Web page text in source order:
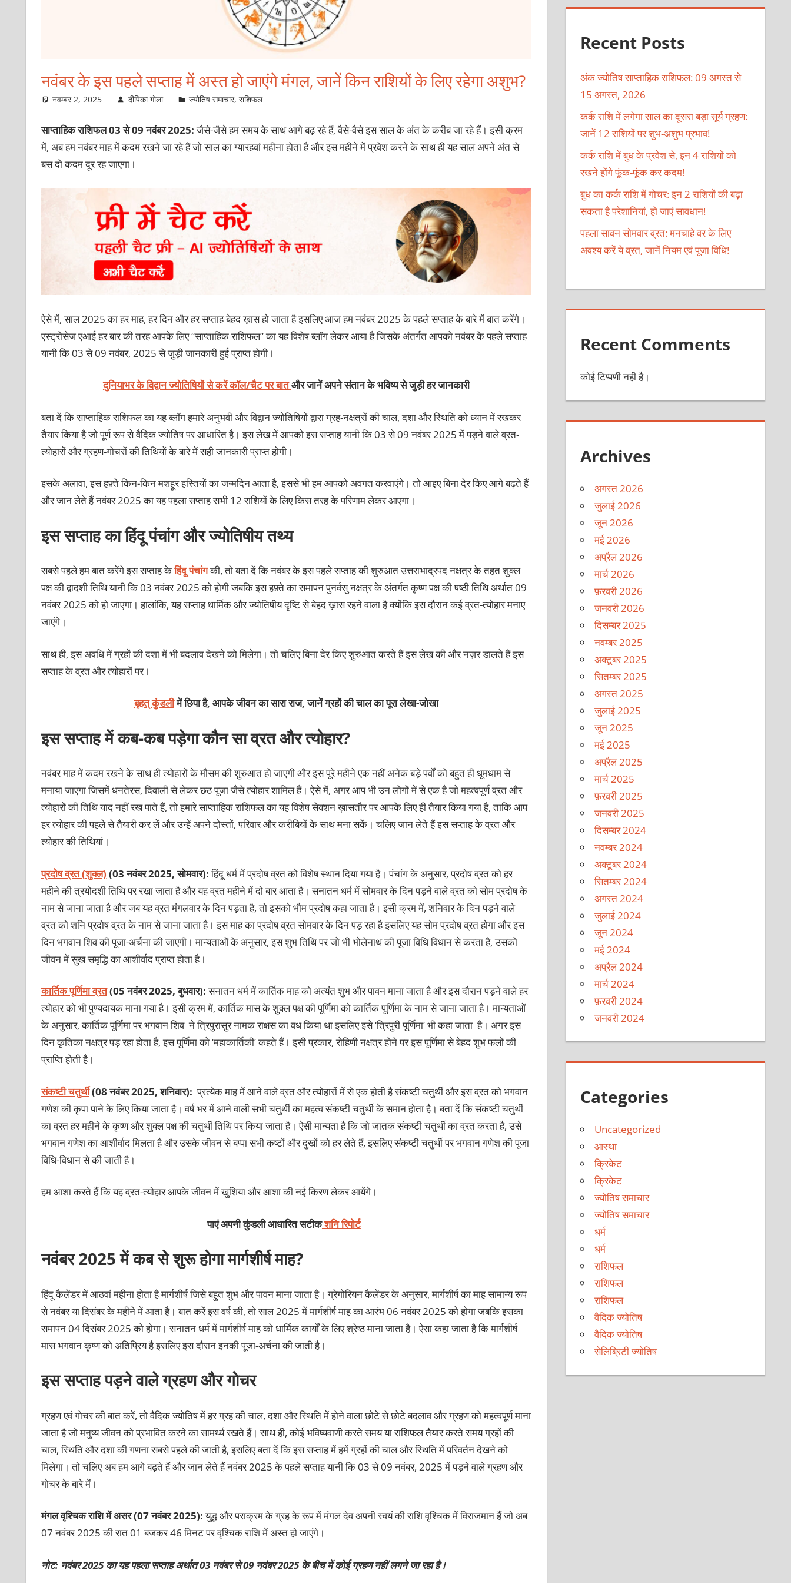
नवंबर के इस पहले सप्ताह में अस्त हो जाएंगे मंगल, जानें किन राशियों के लिए रहेगा अशुभ?
नवम्बर 2, 2025 दीपिका गोला ज्योतिष समाचार,राशिफल
साप्ताहिक राशिफल 03 से 09 नवंबर 2025:जैसे-जैसे हम समय के साथ आगे बढ़ रहे हैं, वैसे-वैसे इस साल के अंत के करीब जा रहे हैं। इसी क्रम
में, अब हम नवंबर माह में कदम रखने जा रहे हैं जो साल का ग्यारहवां महीना होता है और इस महीने में प्रवेश करने के साथ ही यह साल अपने अंत से
बस दो कदम दूर रह जाएगा।
ऐसे में, साल 2025 का हर माह, हर दिन और हर सप्ताह बेहद ख़ास हो जाता है इसलिए आज हम नवंबर 2025 के पहले सप्ताह के बारे में बात करेंगे।
एस्ट्रोसेज एआई हर बार की तरह आपके लिए “साप्ताहिक राशिफल” का यह विशेष ब्लॉग लेकर आया है जिसके अंतर्गत आपको नवंबर के पहले सप्ताह
यानी कि 03 से 09 नवंबर, 2025 से जुड़ी जानकारी हुई प्राप्त होगी।
दुनियाभर के विद्वान ज्योतिषियों से करें कॉल/चैट पर बातऔर जानें अपने संतान के भविष्य से जुड़ी हर जानकारी
बता दें कि साप्ताहिक राशिफल का यह ब्लॉग हमारे अनुभवी और विद्वान ज्योतिषियों द्वारा ग्रह-नक्षत्रों की चाल, दशा और स्थिति को ध्यान में रखकर
तैयार किया है जो पूर्ण रूप से वैदिक ज्योतिष पर आधारित है। इस लेख में आपको इस सप्ताह यानी कि 03 से 09 नवंबर 2025 में पड़ने वाले व्रत-
त्योहारों और ग्रहण-गोचरों की तिथियों के बारे में सही जानकारी प्राप्त होगी।
इसके अलावा, इस हफ़्ते किन-किन मशहूर हस्तियों का जन्मदिन आता है, इससे भी हम आपको अवगत करवाएंगे। तो आइए बिना देर किए आगे बढ़ते हैं
और जान लेते हैं नवंबर 2025 का यह पहला सप्ताह सभी 12 राशियों के लिए किस तरह के परिणाम लेकर आएगा।
इस सप्ताह का हिंदू पंचांग और ज्योतिषीय तथ्य
सबसे पहले हम बात करेंगे इस सप्ताह केहिंदू पंचांगकी, तो बता दें कि नवंबर के इस पहले सप्ताह की शुरुआत उत्तराभाद्रपद नक्षत्र के तहत शुक्ल
पक्ष की द्वादशी तिथि यानी कि 03 नवंबर 2025 को होगी जबकि इस हफ़्ते का समापन पुनर्वसु नक्षत्र के अंतर्गत कृष्ण पक्ष की षष्ठी तिथि अर्थात 09
नवंबर 2025 को हो जाएगा। हालांकि, यह सप्ताह धार्मिक और ज्योतिषीय दृष्टि से बेहद ख़ास रहने वाला है क्योंकि इस दौरान कई व्रत-त्योहार मनाए
जाएंगे।
साथ ही, इस अवधि में ग्रहों की दशा में भी बदलाव देखने को मिलेगा। तो चलिए बिना देर किए शुरुआत करते हैं इस लेख की और नज़र डालते हैं इस
सप्ताह के व्रत और त्योहारों पर।
बृहत् कुंडलीमें छिपा है, आपके जीवन का सारा राज, जानें ग्रहों की चाल का पूरा लेखा-जोखा
इस सप्ताह में कब-कब पड़ेगा कौन सा व्रत और त्योहार?
नवंबर माह में कदम रखने के साथ ही त्योहारों के मौसम की शुरुआत हो जाएगी और इस पूरे महीने एक नहीं अनेक बड़े पर्वों को बहुत ही धूमधाम से
मनाया जाएगा जिसमें धनतेरस, दिवाली से लेकर छठ पूजा जैसे त्योहार शामिल हैं। ऐसे में, अगर आप भी उन लोगों में से एक है जो महत्वपूर्ण व्रत और
त्योहारों की तिथि याद नहीं रख पाते हैं, तो हमारे साप्ताहिक राशिफल का यह विशेष सेक्शन ख़ासतौर पर आपके लिए ही तैयार किया गया है, ताकि आप
हर त्योहार की पहले से तैयारी कर लें और उन्हें अपने दोस्तों, परिवार और करीबियों के साथ मना सकें। चलिए जान लेते हैं इस सप्ताह के व्रत और
त्योहार की तिथियां।
प्रदोष व्रत (शुक्ल) (03 नवंबर 2025, सोमवार):हिंदूधर्म में प्रदोष व्रत को विशेष स्थान दिया गया है। पंचांग के अनुसार, प्रदोष व्रत को हर
महीने की त्रयोदशी तिथि पर रखा जाता है और यह व्रत महीने में दो बार आता है। सनातन धर्म में सोमवार के दिन पड़ने वाले व्रत को सोम प्रदोष के
नाम से जाना जाता है और जब यह व्रत मंगलवार के दिन पड़ता है, तो इसको भौम प्रदोष कहा जाता है। इसी क्रम में, शनिवार के दिन पड़ने वाले
व्रत को शनि प्रदोष व्रत के नाम से जाना जाता है। इस माह का प्रदोष व्रत सोमवार के दिन पड़ रहा है इसलिए यह सोम प्रदोष व्रत होगा और इस
दिन भगवान शिव की पूजा-अर्चना की जाएगी। मान्यताओं के अनुसार, इस शुभ तिथि पर जो भी भोलेनाथ की पूजा विधि विधान से करता है, उसको
जीवन में सुख समृद्धि का आशीर्वाद प्राप्त होता है।
कार्तिक पूर्णिमा व्रत(05 नवंबर 2025, बुधवार):सनातन धर्म में कार्तिक माह को अत्यंत शुभ और पावन माना जाता है और इस दौरान पड़ने वाले हर
त्योहार को भी पुण्यदायक माना गया है। इसी क्रम में, कार्तिक मास के शुक्ल पक्ष की पूर्णिमा को कार्तिक पूर्णिमा के नाम से जाना जाता है। मान्यताओं
के अनुसार, कार्तिक पूर्णिमा पर भगवान शिव ने त्रिपुरासुर नामक राक्षस का वध किया था इसलिए इसे ‘त्रिपुरी पूर्णिमा’ भी कहा जाता है। अगर इस
दिन कृतिका नक्षत्र पड़ रहा होता है, इस पूर्णिमा को ‘महाकार्तिकी’ कहते हैं। इसी प्रकार, रोहिणी नक्षत्र होने पर इस पूर्णिमा से बेहद शुभ फलों की
प्राप्ति होती है।
संकष्टी चतुर्थी(08 नवंबर 2025, शनिवार): प्रत्येक माह में आने वाले व्रत और त्योहारों में से एक होती है संकष्टी चतुर्थी और इस व्रत को भगवान
गणेश की कृपा पाने के लिए किया जाता है। वर्ष भर में आने वाली सभी चतुर्थी का महत्व संकष्टी चतुर्थी के समान होता है। बता दें कि संकष्टी चतुर्थी
का व्रत हर महीने के कृष्ण और शुक्ल पक्ष की चतुर्थी तिथि पर किया जाता है। ऐसी मान्यता है कि जो जातक संकष्टी चतुर्थी का व्रत करता है, उसे
भगवान गणेश का आशीर्वाद मिलता है और उसके जीवन से बप्पा सभी कष्टों और दुखों को हर लेते हैं, इसलिए संकष्टी चतुर्थी पर भगवान गणेश की पूजा
विधि-विधान से की जाती है।
हम आशा करते हैं कि यह व्रत-त्योहार आपके जीवन में खुशिया और आशा की नई किरण लेकर आयेंगे।
पाएं अपनी कुंडली आधारित सटीकशनि रिपोर्ट
नवंबर 2025 में कब से शुरू होगा मार्गशीर्ष माह?
हिंदू कैलेंडर में आठवां महीना होता है मार्गशीर्ष जिसे बहुत शुभ और पावन माना जाता है। ग्रेगोरियन कैलेंडर के अनुसार, मार्गशीर्ष का माह सामान्य रूप
से नवंबर या दिसंबर के महीने में आता है। बात करें इस वर्ष की, तो साल 2025 में मार्गशीर्ष माह का आरंभ 06 नवंबर 2025 को होगा जबकि इसका
समापन 04 दिसंबर 2025 को होगा। सनातन धर्म में मार्गशीर्ष माह को धार्मिक कार्यों के लिए श्रेष्ठ माना जाता है। ऐसा कहा जाता है कि मार्गशीर्ष
मास भगवान कृष्ण को अतिप्रिय है इसलिए इस दौरान इनकी पूजा-अर्चना की जाती है।
इस सप्ताह पड़ने वाले ग्रहण और गोचर
ग्रहण एवं गोचर की बात करें, तो वैदिक ज्योतिष में हर ग्रह की चाल, दशा और स्थिति में होने वाला छोटे से छोटे बदलाव और ग्रहण को महत्वपूर्ण माना
जाता है जो मनुष्य जीवन को प्रभावित करने का सामर्थ्य रखते हैं। साथ ही, कोई भविष्यवाणी करते समय या राशिफल तैयार करते समय ग्रहों की
चाल, स्थिति और दशा की गणना सबसे पहले की जाती है, इसलिए बता दें कि इस सप्ताह में हमें ग्रहों की चाल और स्थिति में परिवर्तन देखने को
मिलेगा। तो चलिए अब हम आगे बढ़ते हैं और जान लेते हैं नवंबर 2025 के पहले सप्ताह यानी कि 03 से 09 नवंबर, 2025 में पड़ने वाले ग्रहण और
गोचर के बारे में।
मंगल वृश्चिक राशि में असर (07 नवंबर 2025):युद्ध और पराक्रम के ग्रह के रूप में मंगल देव अपनी स्वयं की राशि वृश्चिक में विराजमान हैं जो अब
07 नवंबर 2025 की रात 01 बजकर 46 मिनट पर वृश्चिक राशि में अस्त हो जाएंगे।
नोट: नवंबर 2025 का यह पहला सप्ताह अर्थात 03 नवंबर से 09 नवंबर 2025 के बीच में कोई ग्रहण नहीं लगने जा रहा है।
Recent Posts
अंक ज्योतिष साप्ताहिक राशिफल: 09 अगस्त से
15 अगस्त, 2026
कर्क राशि में लगेगा साल का दूसरा बड़ा सूर्य ग्रहण:
जानें 12 राशियों पर शुभ-अशुभ प्रभाव!
कर्क राशि में बुध के प्रवेश से, इन 4 राशियों को
रखने होंगे फूंक-फूंक कर कदम!
बुध का कर्क राशि में गोचर: इन 2 राशियों की बढ़ा
सकता है परेशानियां, हो जाएं सावधान!
पहला सावन सोमवार व्रत: मनचाहे वर के लिए
अवश्य करें ये व्रत, जानें नियम एवं पूजा विधि!
Recent Comments
कोई टिप्पणी नही है।
Archives
अगस्त 2026
जुलाई 2026
जून 2026
मई 2026
अप्रैल 2026
मार्च 2026
फ़रवरी 2026
जनवरी 2026
दिसम्बर 2025
नवम्बर 2025
अक्टूबर 2025
सितम्बर 2025
अगस्त 2025
जुलाई 2025
जून 2025
मई 2025
अप्रैल 2025
मार्च 2025
फ़रवरी 2025
जनवरी 2025
दिसम्बर 2024
नवम्बर 2024
अक्टूबर 2024
सितम्बर 2024
अगस्त 2024
जुलाई 2024
जून 2024
मई 2024
अप्रैल 2024
मार्च 2024
फ़रवरी 2024
जनवरी 2024
Categories
Uncategorized
आस्था
क्रिकेट
क्रिकेट
ज्योतिष समाचार
ज्योतिष समाचार
धर्म
धर्म
राशिफल
राशिफल
राशिफल
वैदिक ज्योतिष
वैदिक ज्योतिष
सेलिब्रिटी ज्योतिष